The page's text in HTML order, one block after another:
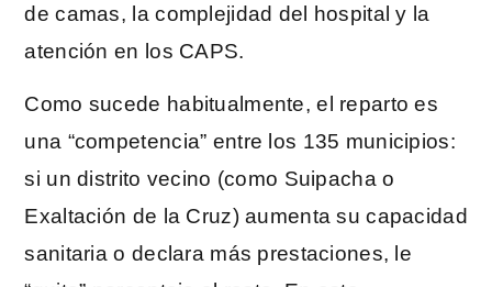
de camas, la complejidad del hospital y la
atención en los CAPS.
Como sucede habitualmente, el reparto es
una “competencia” entre los 135 municipios:
si un distrito vecino (como Suipacha o
Exaltación de la Cruz) aumenta su capacidad
sanitaria o declara más prestaciones, le